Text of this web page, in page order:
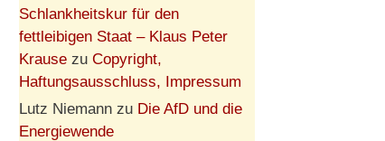
Schlankheitskur für den
fettleibigen Staat – Klaus Peter
Krause zu Copyright,
Haftungsausschluss, Impressum
Lutz Niemann zu Die AfD und die
Energiewende